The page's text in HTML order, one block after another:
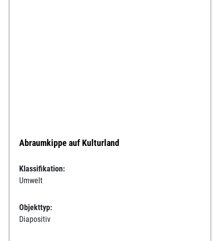
Abraumkippe auf Kulturland
Klassifikation:
Umwelt
Objekttyp:
Diapositiv